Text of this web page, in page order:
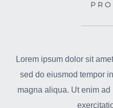
Lorem ipsum dolor sit
sed do eiusmod tempor
magna aliqua. Ut enim